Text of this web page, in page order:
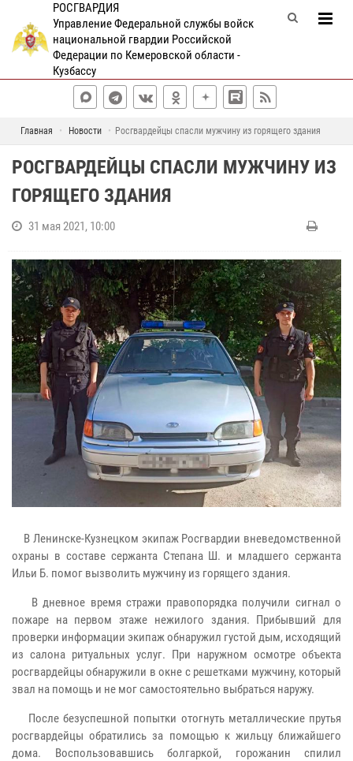
РОСГВАРДИЯ
Управление Федеральной службы войск
национальной гвардии Российской
Федерации по Кемеровской области -
Кузбассу
Главная Новости Росгвардейцы спасли мужчину из горящего здания
РОСГВАРДЕЙЦЫ СПАСЛИ МУЖЧИНУ ИЗ
ГОРЯЩЕГО ЗДАНИЯ
31 мая 2021, 10:00
В Ленинске-Кузнецком экипаж Росгвардии вневедомственной
охраны в составе сержанта Степана Ш. и младшего сержанта
Ильи Б. помог вызволить мужчину из горящего здания.
В дневное время стражи правопорядка получили сигнал о
пожаре на первом этаже нежилого здания. Прибывший для
проверки информации экипаж обнаружил густой дым, исходящий
из салона ритуальных услуг. При наружном осмотре объекта
росгвардейцы обнаружили в окне с решетками мужчину, который
звал на помощь и не мог самостоятельно выбраться наружу.
После безуспешной попытки отогнуть металлические прутья
росгвардейцы обратились за помощью к жильцу ближайшего
дома. Воспользовавшись болгаркой, горожанин спилил